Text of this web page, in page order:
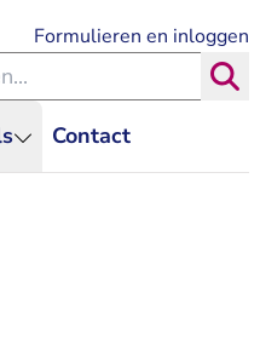
Contact
Formulieren en inloggen
de Rechtspraak